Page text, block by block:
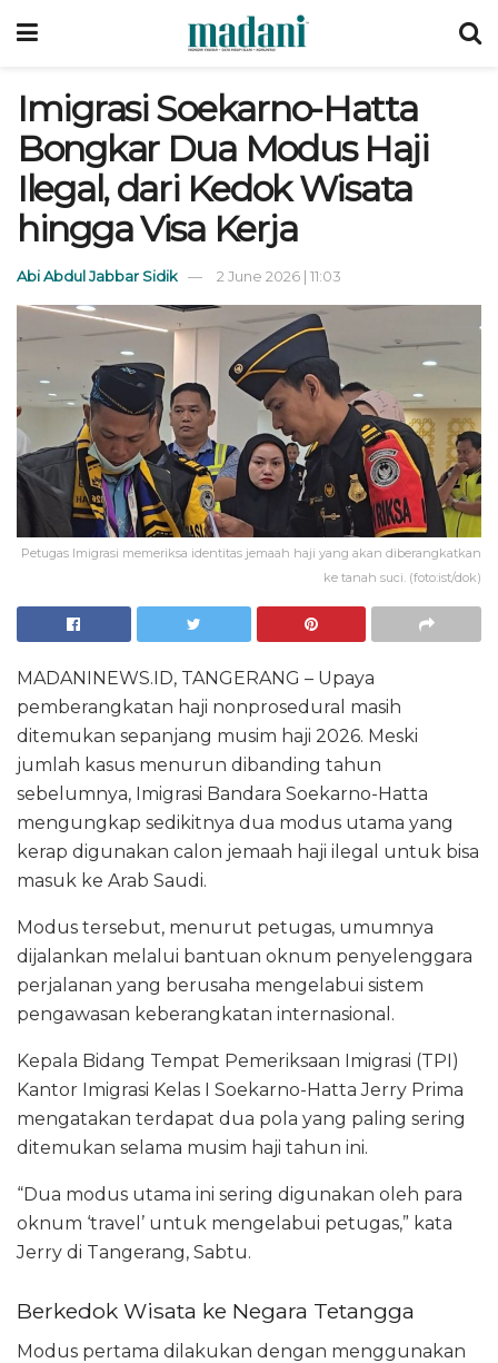
Imigrasi Soekarno-Hatta
Bongkar Dua Modus Haji
Ilegal, dari Kedok Wisata
hingga Visa Kerja
Abi Abdul Jabbar Sidik 2 June 2026 | 11:03
Petugas Imigrasi memeriksa identitas jemaah haji yang akan diberangkatkan
ke tanah suci. (foto:ist/dok)
MADANINEWS.ID, TANGERANG – Upaya
pemberangkatan haji nonprosedural masih
ditemukan sepanjang musim haji 2026. Meski
jumlah kasus menurun dibanding tahun
sebelumnya, Imigrasi Bandara Soekarno-Hatta
mengungkap sedikitnya dua modus utama yang
kerap digunakan calon jemaah haji ilegal untuk bisa
masuk ke Arab Saudi.
Modus tersebut, menurut petugas, umumnya
dijalankan melalui bantuan oknum penyelenggara
perjalanan yang berusaha mengelabui sistem
pengawasan keberangkatan internasional.
Kepala Bidang Tempat Pemeriksaan Imigrasi (TPI)
Kantor Imigrasi Kelas I Soekarno-Hatta Jerry Prima
mengatakan terdapat dua pola yang paling sering
ditemukan selama musim haji tahun ini.
“Dua modus utama ini sering digunakan oleh para
oknum ‘travel’ untuk mengelabui petugas,” kata
Jerry di Tangerang, Sabtu.
Berkedok Wisata ke Negara Tetangga
Modus pertama dilakukan dengan menggunakan